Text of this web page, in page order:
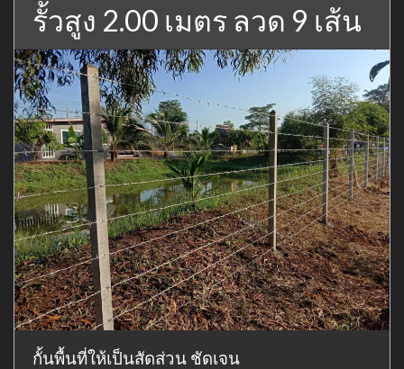
รั้วสูง 2.00 เมตร ลวด 9 เส้น
กั้นพื้นที่ให้เป็นสัดส่วน ชัดเจน